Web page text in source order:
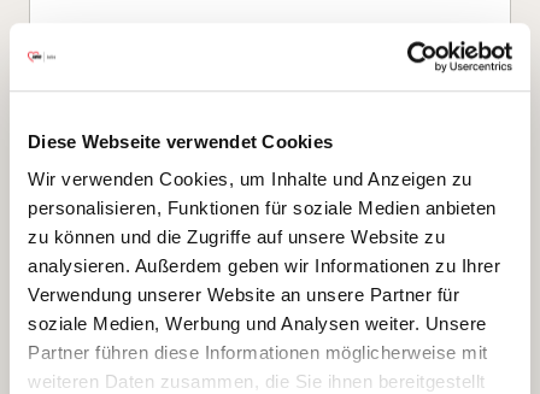
Diese Webseite verwendet Cookies
Wir verwenden Cookies, um Inhalte und Anzeigen zu
personalisieren, Funktionen für soziale Medien anbieten
zu können und die Zugriffe auf unsere Website zu
analysieren. Außerdem geben wir Informationen zu Ihrer
Verwendung unserer Website an unsere Partner für
soziale Medien, Werbung und Analysen weiter. Unsere
Partner führen diese Informationen möglicherweise mit
weiteren Daten zusammen, die Sie ihnen bereitgestellt
Ich bin damit einverstanden, dass meine personenbezogenen Daten
ausschließlich zum Zweck der Durchführung der Kontaktanfrage
verarbeitet, auf IT- Systemen der Garitz Bewirtschaftungsbetriebe
GmbH, Heinrich-von-Kleist-Straße 2, 97688 Bad Kissingen
(Betreiber) gespeichert und an die für das Stellenangebot
verantwortliche Stelle zur Kontaktaufnahme weitergegeben
werden.
Diese Einwilligungserklärung kann ich jederzeit gegenüber dem